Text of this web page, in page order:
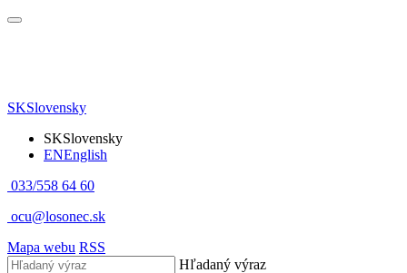
SKSlovensky
SKSlovensky
ENEnglish
033/558 64 60
ocu@losonec.sk
Mapa webu RSS
Hľadaný výraz